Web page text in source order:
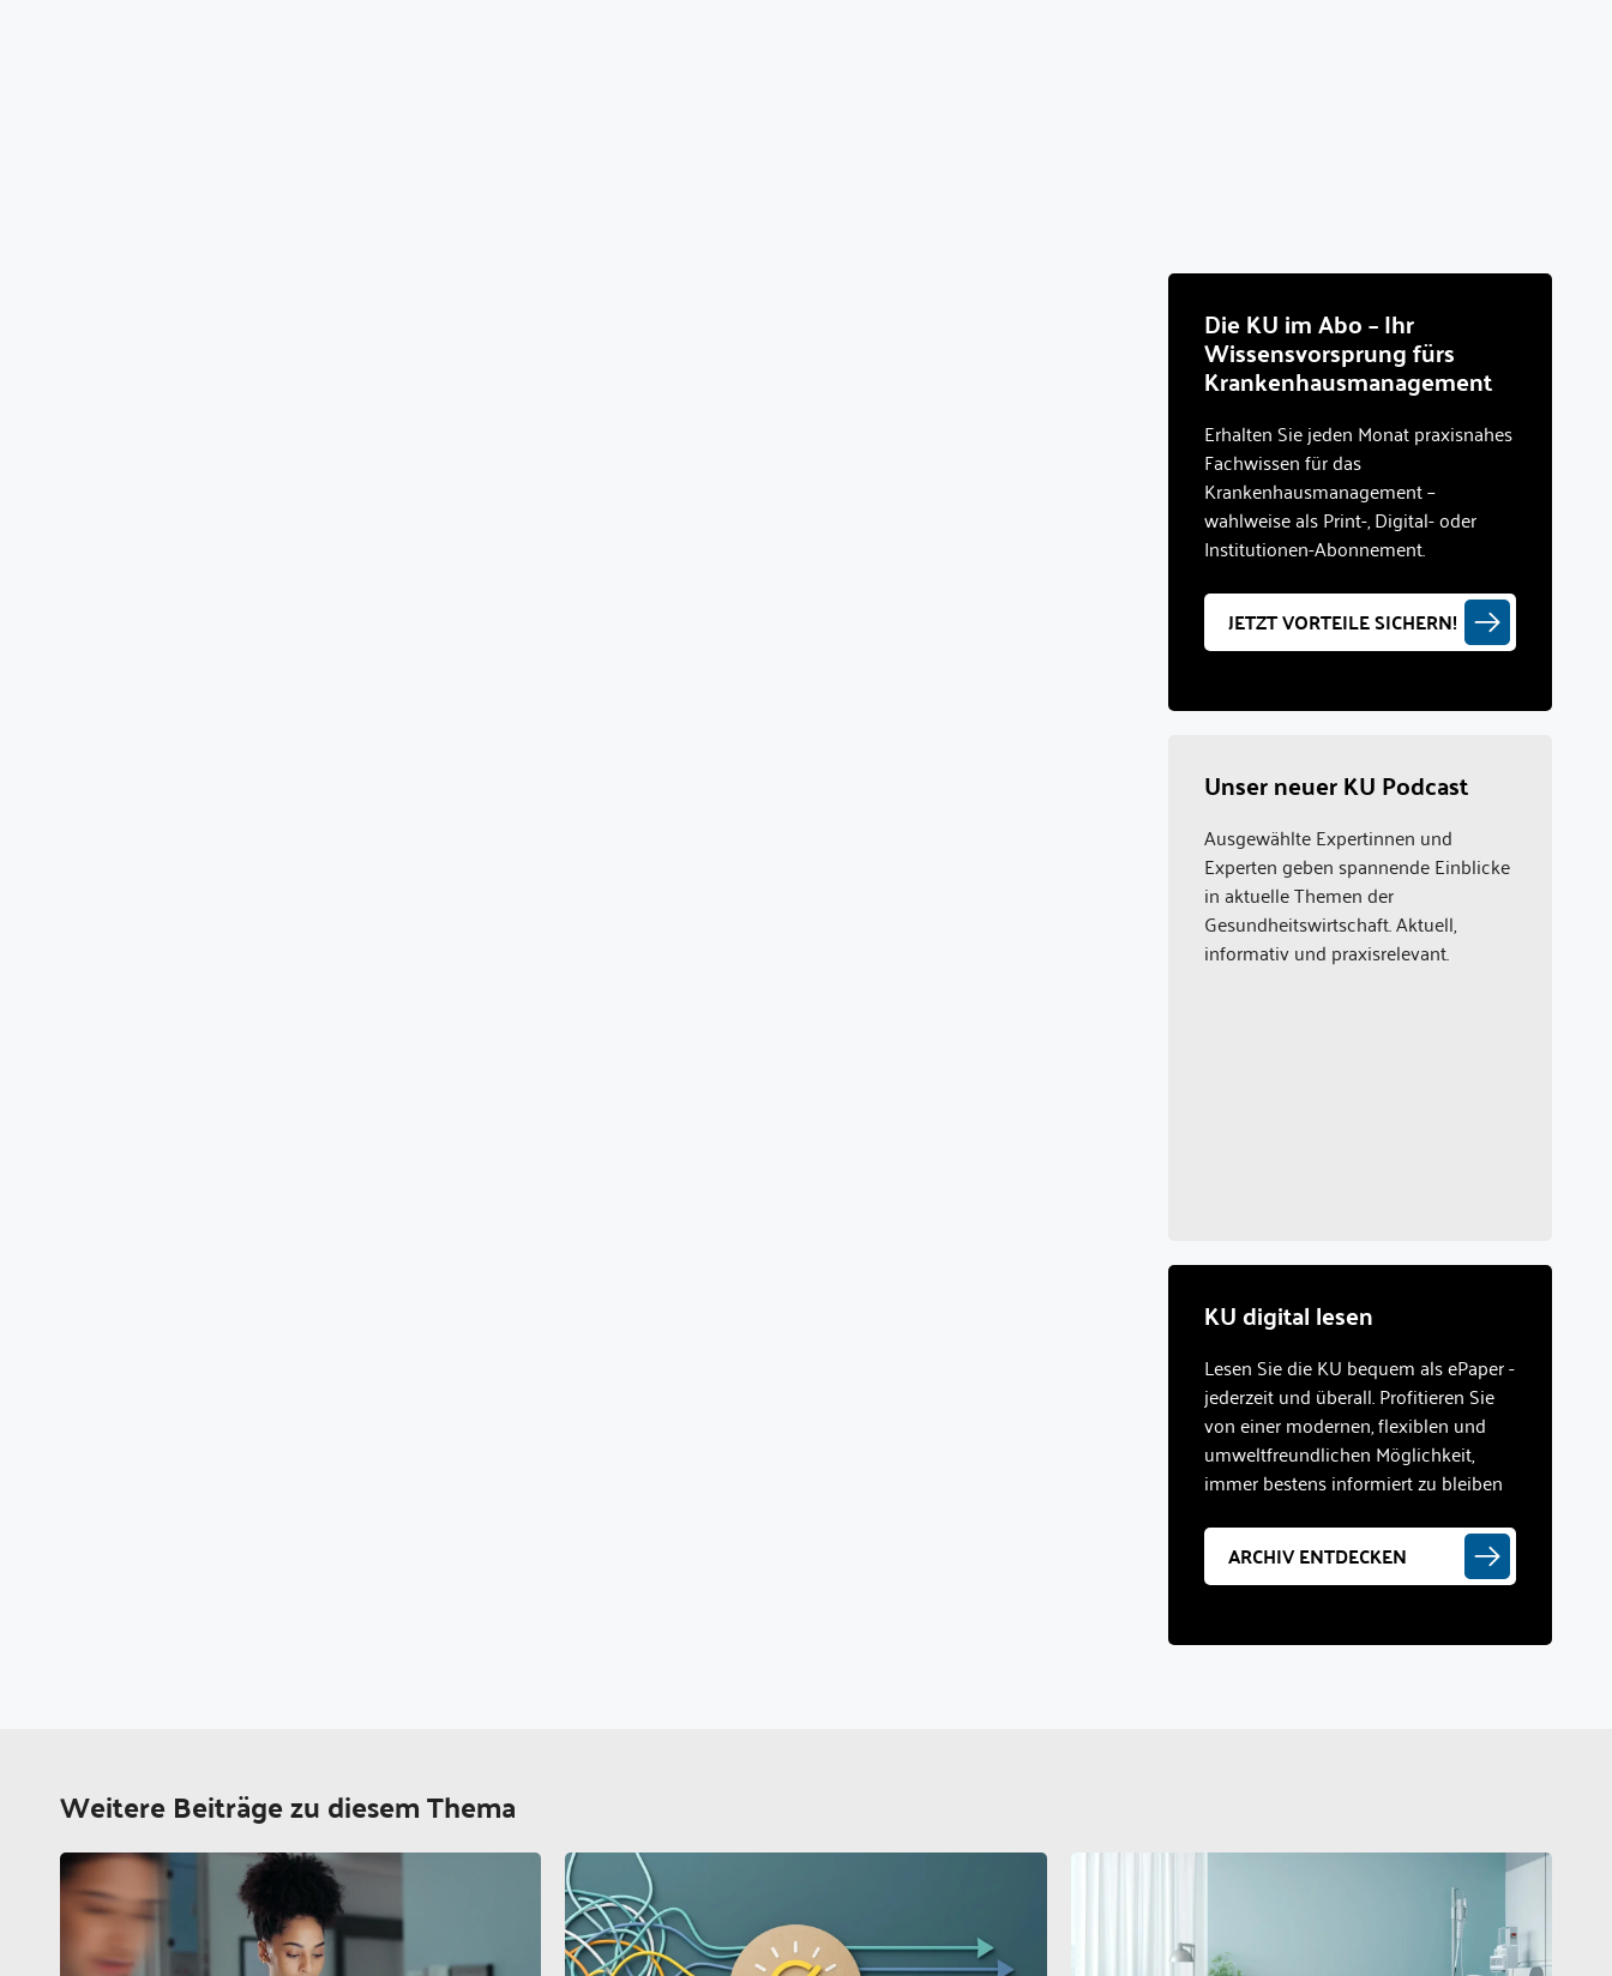
Die KU im Abo – Ihr
Wissensvorsprung fürs
Krankenhausmanagement
Erhalten Sie jeden Monat praxisnahes
Fachwissen für das
Krankenhausmanagement –
wahlweise als Print-, Digital- oder
Institutionen-Abonnement.
JETZT VORTEILE SICHERN!
Unser neuer KU Podcast
Ausgewählte Expertinnen und
Experten geben spannende Einblicke
in aktuelle Themen der
Gesundheitswirtschaft. Aktuell,
informativ und praxisrelevant.
KU digital lesen
Lesen Sie die KU bequem als ePaper -
jederzeit und überall. Profitieren Sie
von einer modernen, flexiblen und
umweltfreundlichen Möglichkeit,
immer bestens informiert zu bleiben
ARCHIV ENTDECKEN
Weitere Beiträge zu diesem Thema